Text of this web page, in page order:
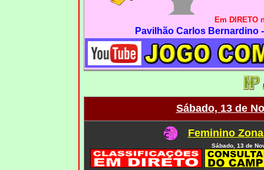
Em DIRETO
Pavilhão Carlos Bernardino
Sábado, 13 de
Feminino
Sábado, 13 de